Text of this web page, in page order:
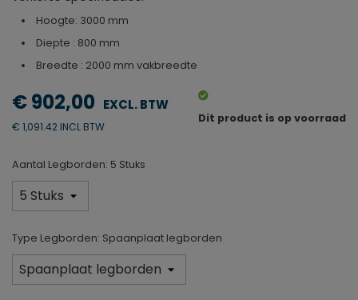
Hoogte: 3000 mm
Diepte : 800 mm
Breedte : 2000 mm vakbreedte
€ 902,00
€ 1,091.42 INCL BTW
Dit product is op voorraad
Aantal Legborden: 5 Stuks
Type Legborden: Spaanplaat legborden